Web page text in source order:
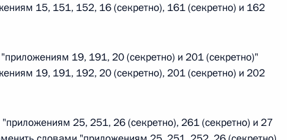
г. № 244-ФЗ
о правовом статусе представительств компетентных органов
миграции в Российской Федерации и Киргизской Республике
15, 151, 152, 16 (секретно), 161 (секретно) и 162
"приложениям 19, 191, 20 (секретно) и 201 (секретно)"
19, 191, 192, 20 (секретно), 201 (секретно) и 202
"приложениям 25, 251, 26 (секретно), 261 (секретно) и 27